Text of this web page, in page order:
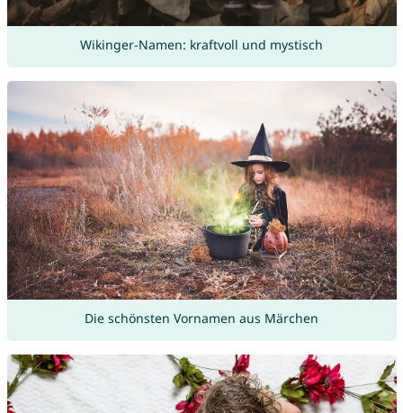
Wikinger-Namen: kraftvoll und mystisch
Die schönsten Vornamen aus Märchen